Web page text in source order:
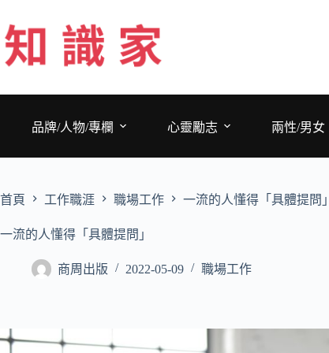
至
主
要
品牌/人物/專欄
心靈勵志 兩性/男女
首頁 工作職涯 職場工作 一流的人懂得「具體提問」
一流的人懂得「具體提問」
商周出版 2022-05-09 職場工作